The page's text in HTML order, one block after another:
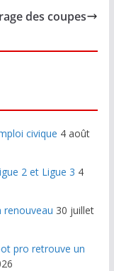
des coupes
civique 4 août
2 et Ligue 3 4
renouveau 30 juillet
pro retrouve un